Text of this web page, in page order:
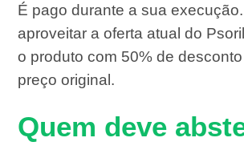
É pago durante a sua
aproveitar a oferta atual do
o produto com 50% de
preço original.
Quem deve